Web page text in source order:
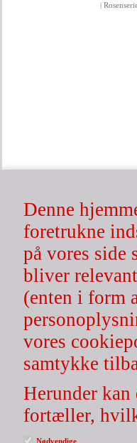
Denne
foretrukne
på vores side
bliver
(enten i form
vores
samtykke
Herunder
fortæller,
Nødvendige
|